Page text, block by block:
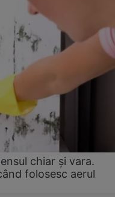
chiar și vara.
folosesc aerul